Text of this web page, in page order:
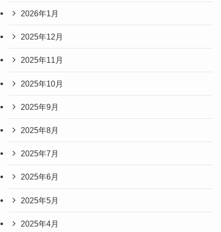
2026年1月
2025年12月
2025年11月
2025年10月
2025年9月
2025年8月
2025年7月
2025年6月
2025年5月
2025年4月